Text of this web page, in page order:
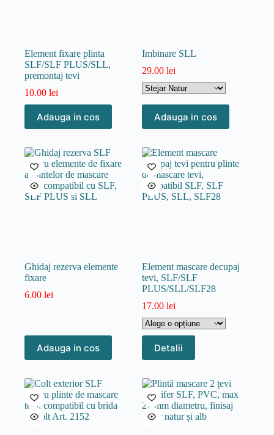
Element fixare plinta
SLF/SLF PLUS/SLL,
premontaj tevi
10.00 lei
Adauga in cos
Imbinare SLL
29.00lei
Adauga in cos
Acest
produs
are
multe
variații.
Opțiunile
pot
fi
Ghidaj rezerva elemente
fixare
6.00 lei
Adauga in cos
Element mascare decupaj
tevi, SLF/SLF
PLUS/SLL/SLF28
17.00lei
Detalii
Acest
produs
are
multe
variații.
Opțiunile
pot